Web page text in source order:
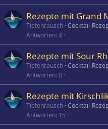
Rezepte mit Grand
Tiefenrausch Cocktail-
Antworten 4
Rezepte mit Sour
Tiefenrausch Cocktail-
Antworten 0
Rezepte mit
Tiefenrausch Cocktail-
Antworten 15